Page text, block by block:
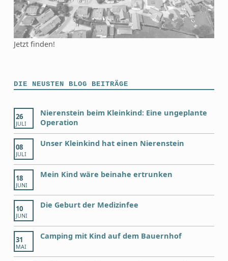
Jetzt finden!
DIE NEUSTEN BLOG BEITRÄGE
26
JULI
Nierenstein beim Kleinkind: Eine ungeplante
Operation
08
JULI
Unser Kleinkind hat einen Nierenstein
18
JUNI
Mein Kind wäre beinahe ertrunken
10
JUNI
Die Geburt der Medizinfee
31
MAI
Camping mit Kind auf dem Bauernhof